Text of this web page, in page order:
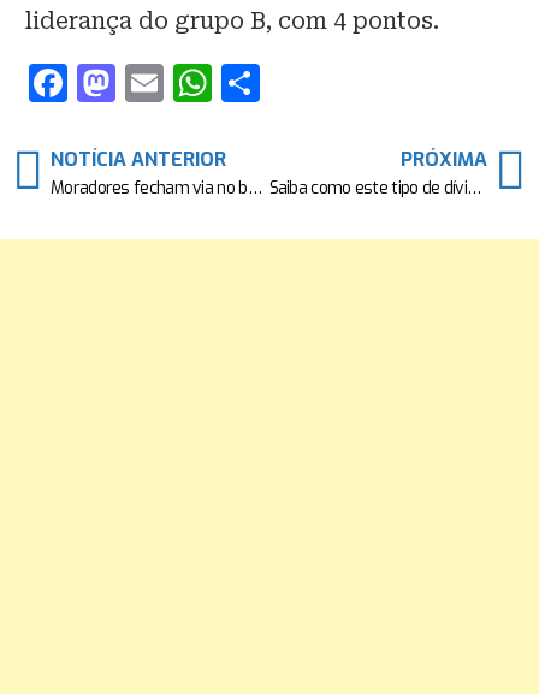
liderança do grupo B, com 4 pontos.
F
c
e
b
M
st
o
d
E
ai
l
W
at
s
A
e
NOTÍCIA ANTERIOR
Moradores fecham via no bairo de Canabrava
PRÓXIMA
Saiba como este tipo de dívida faz seu banco bloquear seu saldo